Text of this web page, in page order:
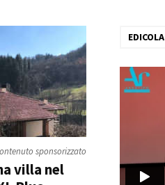
sponsorizzato
villa nel
EDICOLA